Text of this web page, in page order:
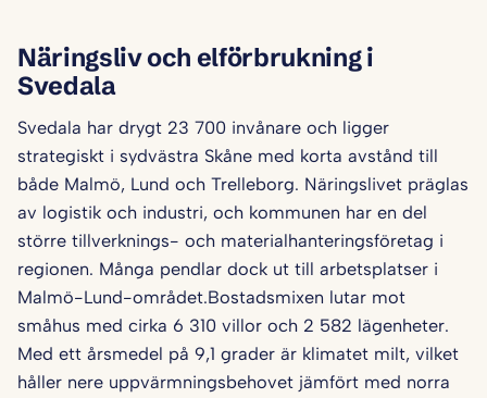
Näringsliv och elförbrukning i
Svedala
Svedala har drygt 23 700 invånare och ligger
strategiskt i sydvästra Skåne med korta avstånd till
både Malmö, Lund och Trelleborg. Näringslivet präglas
av logistik och industri, och kommunen har en del
större tillverknings- och materialhanteringsföretag i
regionen. Många pendlar dock ut till arbetsplatser i
Malmö-Lund-området.Bostadsmixen lutar mot
småhus med cirka 6 310 villor och 2 582 lägenheter.
Med ett årsmedel på 9,1 grader är klimatet milt, vilket
håller nere uppvärmningsbehovet jämfört med norra